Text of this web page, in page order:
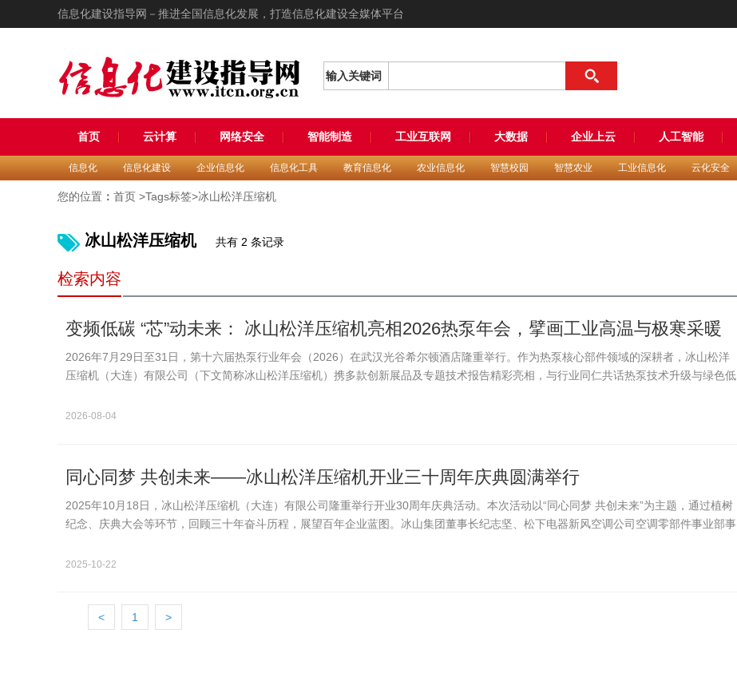
信息化建设指导网－推进全国信息化发展，打造信息化建设全媒体平台
输入关键词
首页 云计算 网络安全 智能制造 工业互联网 大数据 企业上云 人工智能
信息化 信息化建设 企业信息化 信息化工具 教育信息化 农业信息化 智慧校园 智慧农业 工业信息化 云化安全
您的位置 ： 首页 >Tags标签>冰山松洋压缩机
冰山松洋压缩机 共有 2 条记录
检索内容
变频低碳 “芯”动未来： 冰山松洋压缩机亮相2026热泵年会，擘画工业高温与极寒采暖
新图景
2026年7月29日至31日，第十六届热泵行业年会（2026）在武汉光谷希尔顿酒店隆重举行。作为热泵核心部件领域的深耕者，冰山松洋
压缩机（大连）有限公司（下文简称冰山松洋压缩机）携多款创新展品及专题技术报告精彩亮相，与行业同仁共话热泵技术升级与绿色低
2026-08-04
同心同梦 共创未来——冰山松洋压缩机开业三十周年庆典圆满举行‌
2025年10月18日，冰山松洋压缩机（大连）有限公司隆重举行开业30周年庆典活动。本次活动以“同心同梦 共创未来”为主题，通过植树
纪念、庆典大会等环节，回顾三十年奋斗历程，展望百年企业蓝图。冰山集团董事长纪志坚、松下电器新风空调公司空调零部件事业部事
2025-10-22
< 1 >